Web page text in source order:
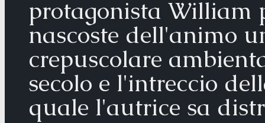
protagonista William
nascoste dell'animo
crepuscolare
secolo e l'intreccio
quale l'autrice sa